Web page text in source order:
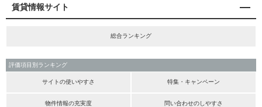
賃貸情報サイト
総合ランキング
評価項目別ランキング
サイトの使いやすさ 特集・キャンペーン
物件情報の充実度 問い合わせのしやすさ